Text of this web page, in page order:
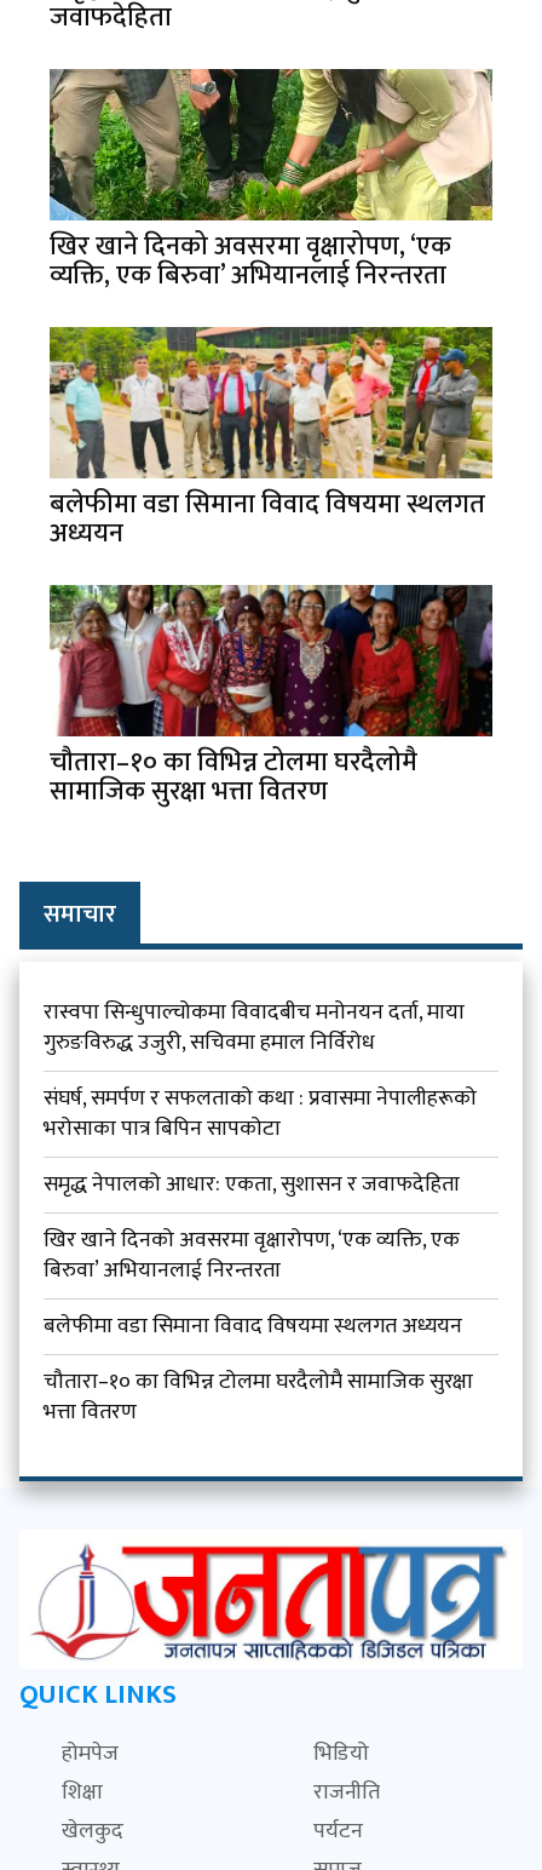
जवाफदेहिता
खिर खाने दिनको अवसरमा वृक्षारोपण, ‘एक
व्यक्ति, एक बिरुवा’ अभियानलाई निरन्तरता
बलेफीमा वडा सिमाना विवाद विषयमा स्थलगत
अध्ययन
चौतारा–१० का विभिन्न टोलमा घरदैलोमै
सामाजिक सुरक्षा भत्ता वितरण
समाचार
रास्वपा सिन्धुपाल्चोकमा विवादबीच मनोनयन दर्ता, माया
गुरुङविरुद्ध उजुरी, सचिवमा हमाल निर्विरोध
संघर्ष, समर्पण र सफलताको कथा : प्रवासमा नेपालीहरूको
भरोसाका पात्र बिपिन सापकोटा
समृद्ध नेपालको आधार: एकता, सुशासन र जवाफदेहिता
खिर खाने दिनको अवसरमा वृक्षारोपण, ‘एक व्यक्ति, एक
बिरुवा’ अभियानलाई निरन्तरता
बलेफीमा वडा सिमाना विवाद विषयमा स्थलगत अध्ययन
चौतारा–१० का विभिन्न टोलमा घरदैलोमै सामाजिक सुरक्षा
भत्ता वितरण
QUICK LINKS
होमपेज
भिडियो
शिक्षा
राजनीति
खेलकुद
पर्यटन